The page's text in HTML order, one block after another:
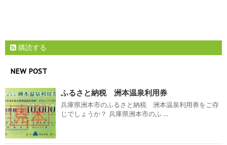
購読する
NEW POST
ふるさと納税 洲本温泉利用券
兵庫県洲本市のふるさと納税 洲本温泉利用券をご存
じでしょうか？ 兵庫県洲本市のふ ...